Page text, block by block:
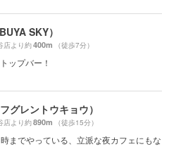
SKY）
店より約400m （徒歩7分）
ップバー！
グレントウキョウ）
店より約890m （徒歩15分）
までやっている、立派な夜カフェにもな